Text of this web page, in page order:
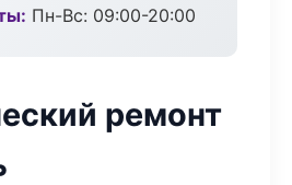
Пн-Вс: 09:00-20:00
ремонт